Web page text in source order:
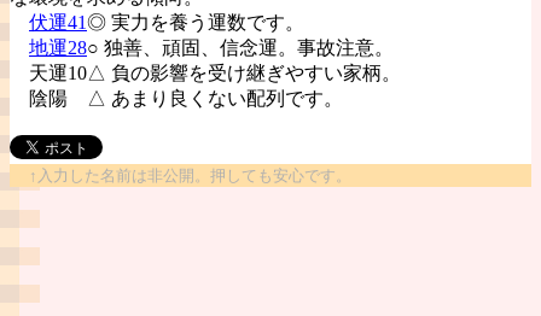
伏運41◎ 実力を養う運数です。
地運28○ 独善、頑固、信念運。事故注意。
天運10△ 負の影響を受け継ぎやすい家柄。
陰陽
△ あまり良くない配列です。
↑入力した名前は非公開。押しても安心です。